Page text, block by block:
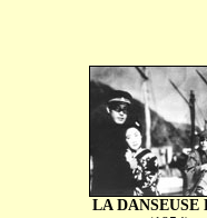
LA DANSEUSE